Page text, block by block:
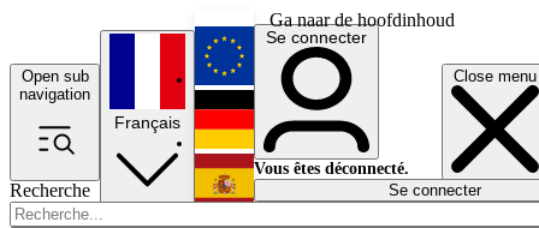
Ga naar de hoofdinhoud
Open sub
navigation
Close menu
Recherche
Français
English
Deutsch
Español
Se connecter
Vous êtes déconnecté.
Se connecter